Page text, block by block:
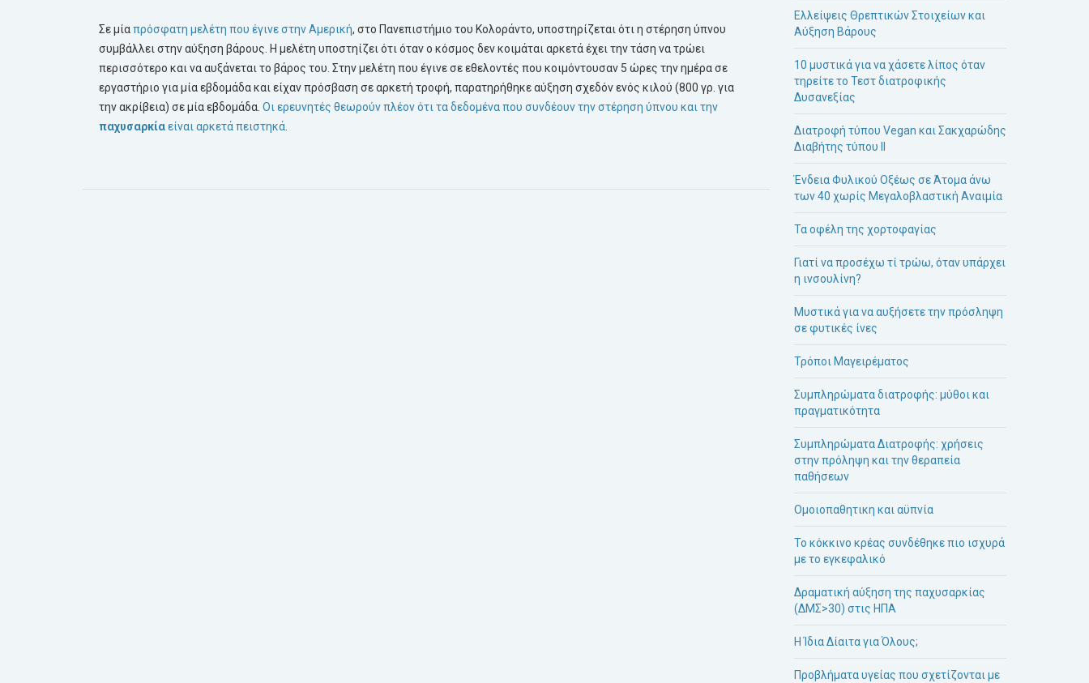
Σε μίαπρόσφατη μελέτη που έγινε στην Αμερική, στο Πανεπιστήμιο του Κολοράντο, υποστηρίζεται ότι η στέρηση ύπνου
συμβάλλει στην αύξηση βάρους. Η μελέτη υποστηίζει ότι όταν ο κόσμος δεν κοιμάται αρκετά έχει την τάση να τρώει
περισσότερο και να αυξάνεται το βάρος του. Στην μελέτη που έγινε σε εθελοντές που κοιμόντουσαν 5 ώρες την ημέρα σε
εργαστήριο για μία εβδομάδα και είχαν πρόσβαση σε αρκετή τροφή, παρατηρήθηκε αύξηση σχεδόν ενός κιλού (800 γρ. για
την ακρίβεια) σε μία εβδομάδα. Οι ερευνητές θεωρούν πλέον ότι τα δεδομένα που συνδέουν την στέρηση ύπνου και την
παχυσαρκίαείναι αρκετά πειστηκά
Ελλείψεις Θρεπτικών Στοιχείων και
Αύξηση Βάρους
10 μυστικά για να χάσετε λίπος όταν
τηρείτε το Τεστ διατροφικής
Δυσανεξίας
Διατροφή τύπου Vegan και Σακχαρώδης
Διαβήτης τύπου ΙΙ
Ένδεια Φυλικού Οξέως σε Άτομα άνω
των 40 χωρίς Μεγαλοβλαστική Αναιμία
Τα οφέλη της χορτοφαγίας
Γιατί να προσέχω τί τρώω, όταν υπάρχει
η ινσουλίνη?
Μυστικά για να αυξήσετε την πρόσληψη
σε φυτικές ίνες
Τρόποι Μαγειρέματος
Συμπληρώματα διατροφής: μύθοι και
πραγματικότητα
Συμπληρώματα Διατροφής: χρήσεις
στην πρόληψη και την θεραπεία
παθήσεων
Ομοιοπαθητικη και αϋπνία
Το κόκκινο κρέας συνδέθηκε πιο ισχυρά
με το εγκεφαλικό
Δραματική αύξηση της παχυσαρκίας
(ΔΜΣ>30) στις ΗΠΑ
Η Ίδια Δίαιτα για Όλους;
Προβλήματα υγείας που σχετίζονται με